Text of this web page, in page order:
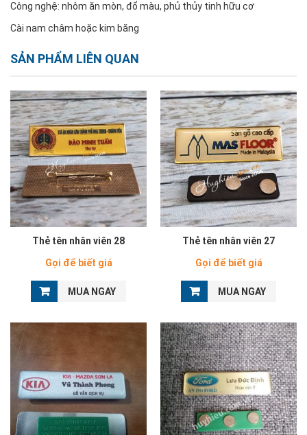
Công nghệ: nhôm ăn mòn, đổ màu, phủ thủy tinh hữu cơ
Cài nam châm hoặc kim băng
SẢN PHẨM LIÊN QUAN
Thẻ tên nhân viên 28
Gọi để biết giá
MUA NGAY
Thẻ tên nhân viên 27
Gọi để biết giá
MUA NGAY